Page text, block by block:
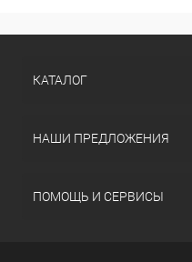
КАТАЛОГ
НАШИ ПРЕДЛОЖЕНИЯ
ПОМОЩЬ И СЕРВИСЫ